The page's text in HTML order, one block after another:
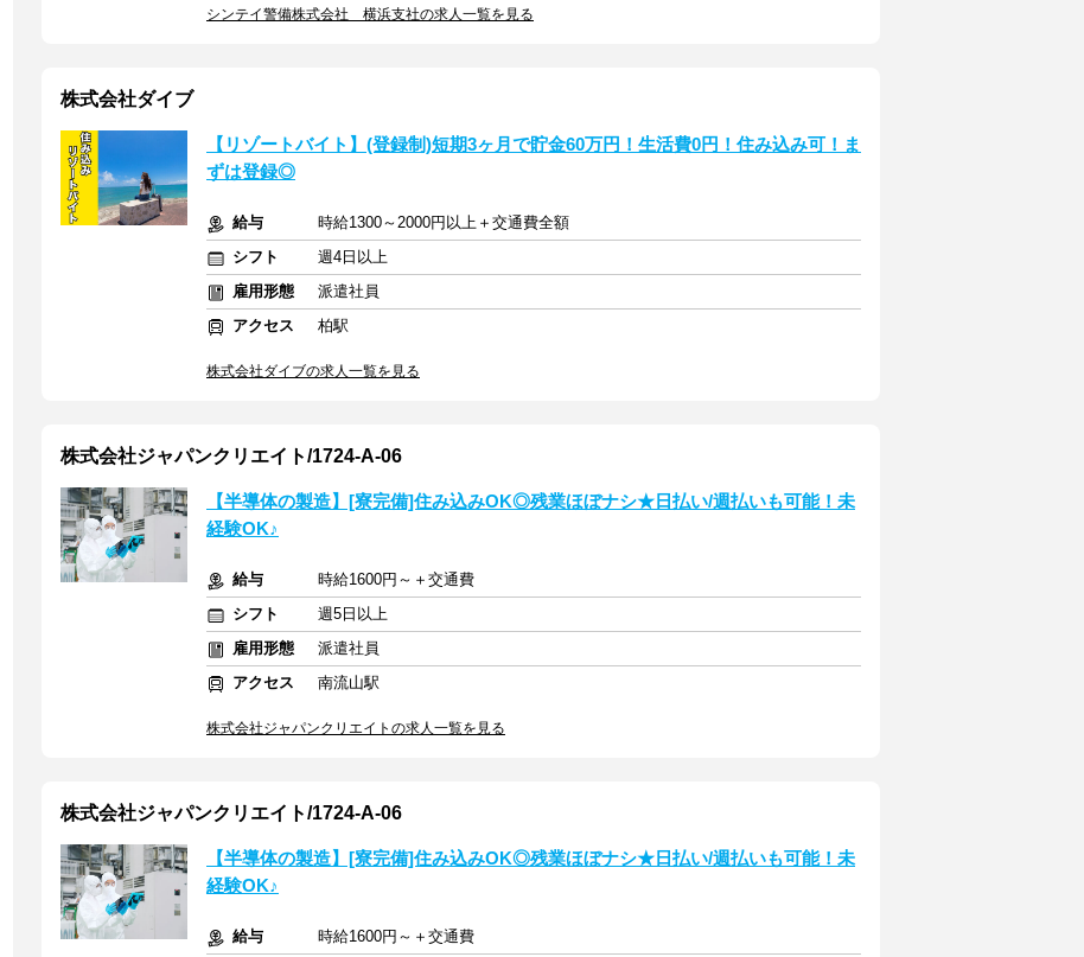
シンテイ警備株式会社 横浜支社の求人一覧を見る
株式会社ダイブ
【リゾートバイト】(登録制)短期3ヶ月で貯金60万円！生活費0円！住み込み可！ま
ずは登録◎
給与
時給1300～2000円以上＋交通費全額
シフト
週4日以上
雇用形態
派遣社員
アクセス
柏駅
株式会社ダイブの求人一覧を見る
株式会社ジャパンクリエイト/1724-A-06
【半導体の製造】[寮完備]住み込みOK◎残業ほぼナシ★日払い/週払いも可能！未
経験OK♪
給与
時給1600円～＋交通費
シフト
週5日以上
雇用形態
派遣社員
アクセス
南流山駅
株式会社ジャパンクリエイトの求人一覧を見る
株式会社ジャパンクリエイト/1724-A-06
【半導体の製造】[寮完備]住み込みOK◎残業ほぼナシ★日払い/週払いも可能！未
経験OK♪
給与
時給1600円～＋交通費